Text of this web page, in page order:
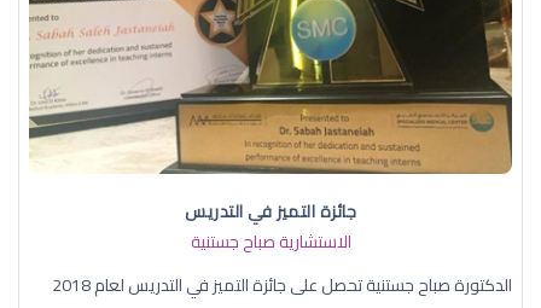
جائزة التميز في التدريس
الاستشارية صباح جستنية
الدكتورة صباح جستنية تحصل على جائزة التميز في التدريس لعام 2018